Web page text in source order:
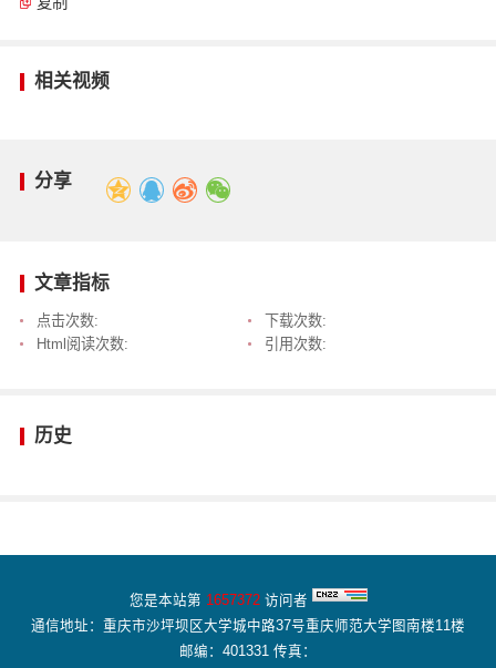
相关视频
分享
文章指标
点击次数:
下载次数:
Html阅读次数:
引用次数:
历史
您是本站第 1657372访问者
通信地址：重庆市沙坪坝区大学城中路37号重庆师范大学图南楼11楼
邮编：401331 传真：